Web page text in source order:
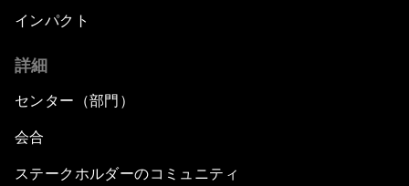
インパクト
詳細
センター（部門）
会合
ステークホルダーのコミュニティ